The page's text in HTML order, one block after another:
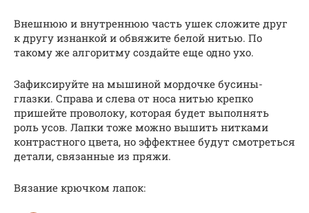
Внешнюю и внутреннюю часть ушек сложите друг
к другу изнанкой и обвяжите белой нитью. По
такому же алгоритму создайте еще одно ухо.
Зафиксируйте на мышиной мордочке бусины-
глазки. Справа и слева от носа нитью крепко
пришейте проволоку, которая будет выполнять
роль усов. Лапки тоже можно вышить нитками
контрастного цвета, но эффектнее будут смотреться
детали, связанные из пряжи.
Вязание крючком лапок: